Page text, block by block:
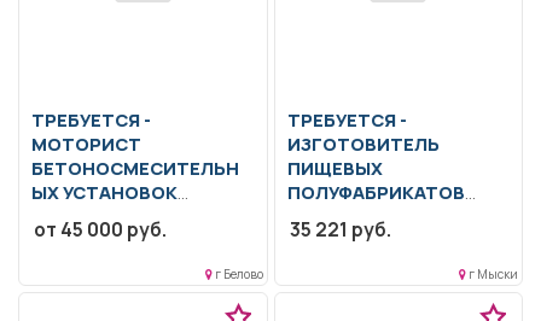
ТРЕБУЕТСЯ -
МОТОРИСТ
БЕТОНОСМЕСИТЕЛЬН
ЫХ УСТАНОВОК
профессиональное
Приготовление бетонных
от 45 000 руб.
г Белово
ТРЕБУЕТСЯ -
ИЗГОТОВИТЕЛЬ
ПИЩЕВЫХ
ПОЛУФАБРИКАТОВ
Изготовление
работа..
35 221 руб.
г Мыски